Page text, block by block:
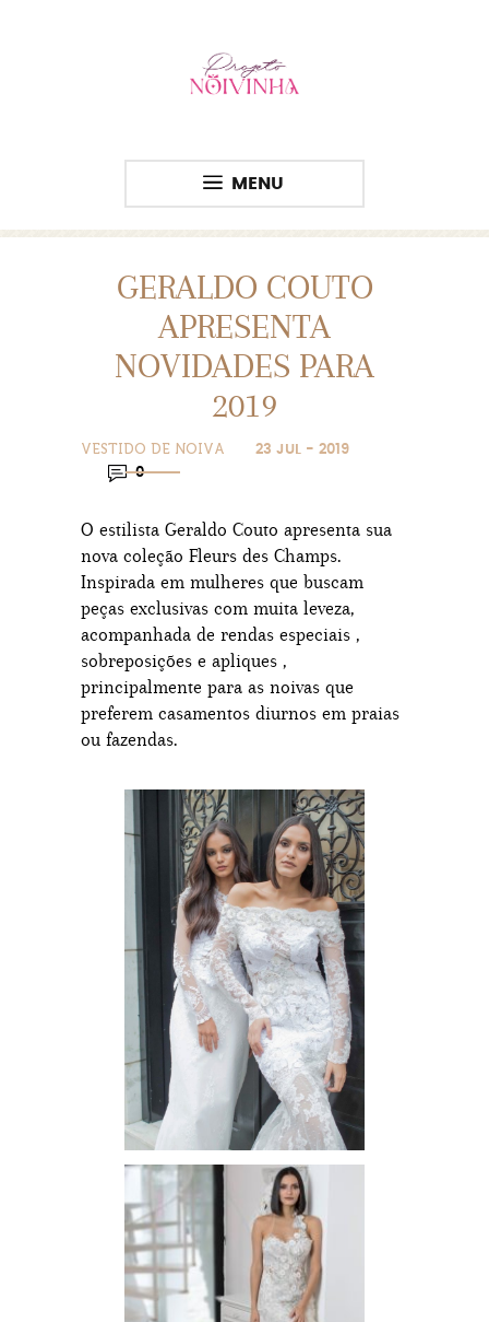
MENU
GERALDO COUTO
APRESENTA
NOVIDADES PARA
2019
VESTIDO DE NOIVA
23 JUL - 2019
0
O estilista Geraldo Couto apresenta sua
nova coleção Fleurs des Champs.
Inspirada em mulheres que buscam
peças exclusivas com muita leveza,
acompanhada de rendas especiais ,
sobreposições e apliques ,
principalmente para as noivas que
preferem casamentos diurnos em praias
ou fazendas.